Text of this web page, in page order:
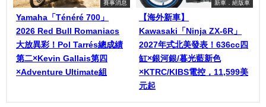
賽事消息
Yamaha「Ténéré 700」
2026 Red Bull Romaniacs
大放異彩！Pol Tarrés總成績
第二×Kevin Gallais第四
×Adventure Ultimate組
新車．絕版車
【海外新車】
Kawasaki「Ninja ZX-6R」
2027年式北美發表！636cc四
缸×銀河銀/暮光藍新色
×KTRC/KIBS電控，11,599美
元起